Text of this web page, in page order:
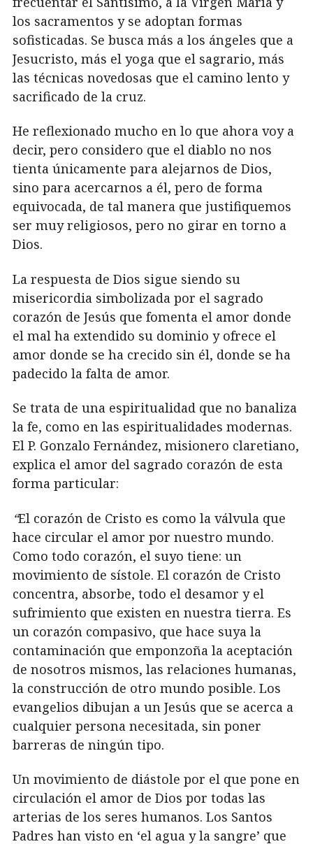
los sacramentos y se adoptan formas
sofisticadas. Se busca más a los ángeles que a
Jesucristo, más el yoga que el sagrario, más
las técnicas novedosas que el camino lento y
sacrificado de la cruz.
He reflexionado mucho en lo que ahora voy a
decir, pero considero que el diablo no nos
tienta únicamente para alejarnos de Dios,
sino para acercarnos a él, pero de forma
equivocada, de tal manera que justifiquemos
ser muy religiosos, pero no girar en torno a
Dios.
La respuesta de Dios sigue siendo su
misericordia simbolizada por el sagrado
corazón de Jesús que fomenta el amor donde
el mal ha extendido su dominio y ofrece el
amor donde se ha crecido sin él, donde se ha
padecido la falta de amor.
Se trata de una espiritualidad que no banaliza
la fe, como en las espiritualidades modernas.
El P. Gonzalo Fernández, misionero claretiano,
explica el amor del sagrado corazón de esta
forma particular:
“El corazón de Cristo es como la válvula que
hace circular el amor por nuestro mundo.
Como todo corazón, el suyo tiene: un
movimiento de sístole. El corazón de Cristo
concentra, absorbe, todo el desamor y el
sufrimiento que existen en nuestra tierra. Es
un corazón compasivo, que hace suya la
contaminación que emponzoña la aceptación
de nosotros mismos, las relaciones humanas,
la construcción de otro mundo posible. Los
evangelios dibujan a un Jesús que se acerca a
cualquier persona necesitada, sin poner
barreras de ningún tipo.
Un movimiento de diástole por el que pone en
circulación el amor de Dios por todas las
arterias de los seres humanos. Los Santos
Padres han visto en ‘el agua y la sangre’ que